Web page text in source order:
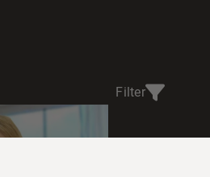
Filter